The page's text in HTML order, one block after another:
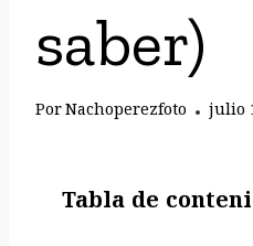
saber)
PorNachoperezfoto julio
Tabla de